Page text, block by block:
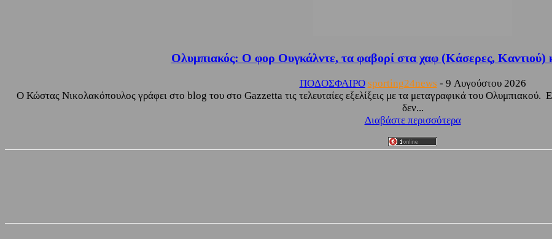
Ολυμπιακός: Ο φορ Ουγκάλντε, τα φαβορί στα χαφ (Κάσερες, Καντιού)
ΠΟΔΟΣΦΑΙΡΟ sporting24news - 9 Αυγούστου 2026
Ο Κώστας Νικολακόπουλος γράφει στο blog του στο Gazzetta τις τελευταίες εξελίξεις με τα μεταγραφικά του Ολυμπιακού.
δεν...
Διαβάστε περισσότερα